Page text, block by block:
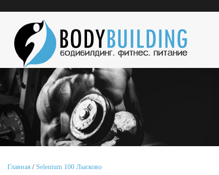
Главная / Selenium 100 Лысково